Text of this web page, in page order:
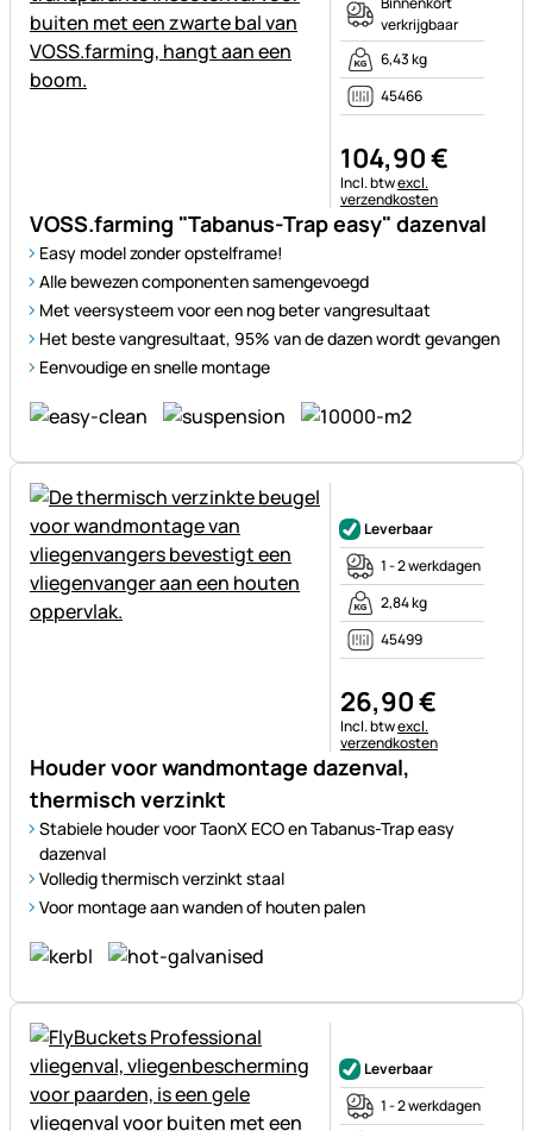
VOSS.farming "Tabanus-Trap easy" dazenval
Easy model zonder opstelframe!
Alle bewezen componenten samengevoegd
Met veersysteem voor een nog beter vangresultaat
Het beste vangresultaat, 95% van de dazen wordt gevangen
Eenvoudige en snelle montage
verkrijgbaar
6,43 kg
45466
104,90€
Belastinginformatie:
Incl. btwexcl.
verzendkosten
Houder voor wandmontage dazenval,
thermisch verzinkt
Stabiele houder voor TaonX ECO en Tabanus-Trap easy
dazenval
Volledig thermisch verzinkt staal
Voor montage aan wanden of houten palen
Leverbaar
1 - 2 werkdagen
2,84 kg
45499
26,90€
Belastinginformatie:
Incl. btwexcl.
verzendkosten
Leverbaar
1 - 2 werkdagen